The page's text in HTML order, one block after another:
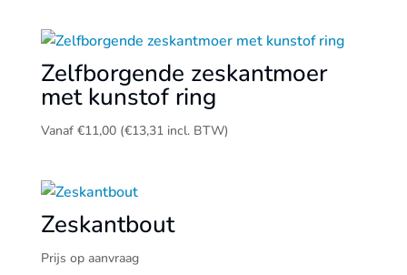
Zelfborgende zeskantmoer
met kunstof ring
Vanaf €11,00 (€13,31incl. BTW)
Zeskantbout
Prijs op aanvraag